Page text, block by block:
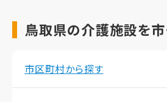
鳥取県の介護施設を市
市区町村から探す